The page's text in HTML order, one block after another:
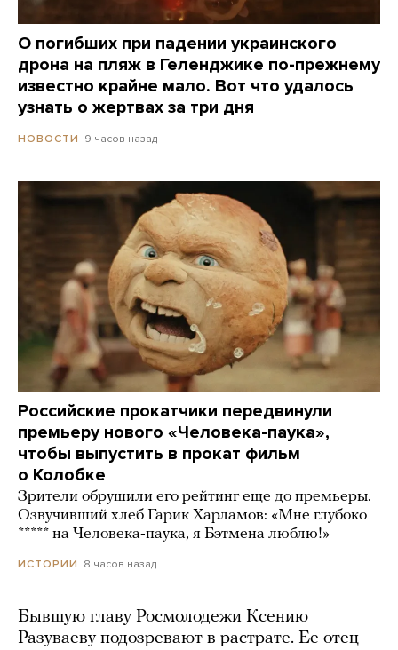
О погибших при падении украинского
дрона на пляж в Геленджике по-прежнему
известно крайне мало. Вот что удалось
узнать о жертвах за три дня
НОВОСТИ 9 часов назад
Российские прокатчики передвинули
премьеру нового «Человека-паука»,
чтобы выпустить в прокат фильм
о Колобке
Зрители обрушили его рейтинг еще до премьеры.
Озвучивший хлеб Гарик Харламов: «Мне глубоко
***** на Человека-паука, я Бэтмена люблю!»
ИСТОРИИ 8 часов назад
Бывшую главу Росмолодежи Ксению
Разуваеву подозревают в растрате. Ее отец